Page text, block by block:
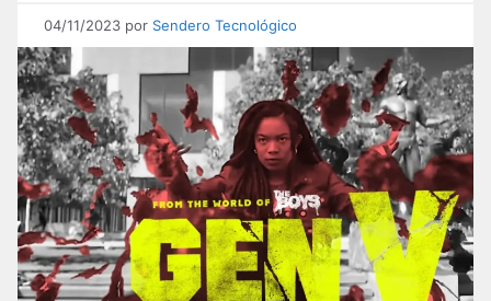
04/11/2023 por Sendero Tecnológico